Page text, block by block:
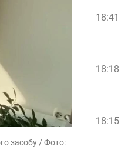
засобу / Фото:
18:41
18:18
18:15